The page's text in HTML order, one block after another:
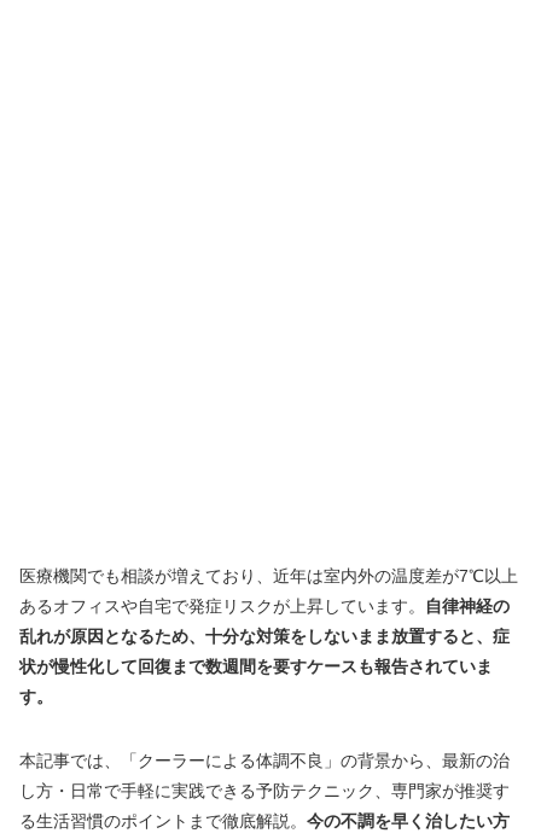
医療機関でも相談が増えており、近年は室内外の温度差が7℃以上
あるオフィスや自宅で発症リスクが上昇しています。
自律神経の
乱れが原因となるため、十分な対策をしないまま放置すると、症
状が慢性化して回復まで数週間を要すケースも報告されていま
す。
本記事では、「クーラーによる体調不良」の背景から、最新の治
し方・日常で手軽に実践できる予防テクニック、専⾨家が推奨す
る生活習慣のポイントまで徹底解説。 今の不調を早く治したい方